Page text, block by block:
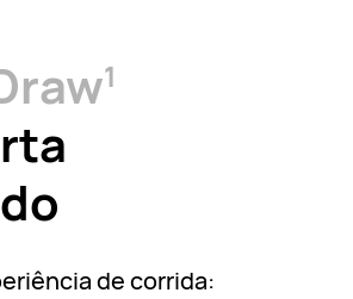
1
de corrida: